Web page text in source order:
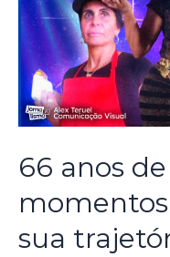
66 anos
sua